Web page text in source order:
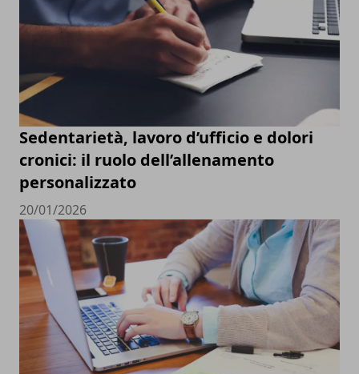
Sedentarietà, lavoro d’ufficio e dolori
cronici: il ruolo dell’allenamento
personalizzato
20/01/2026